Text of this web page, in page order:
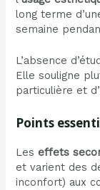
long terme
semaine
L’absence
Elle souligne
particulière et
Points
Leseffets
et varient des
inconfort) aux